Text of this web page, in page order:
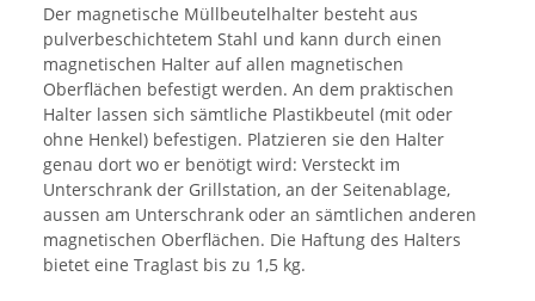
Der magnetische Müllbeutelhalter besteht aus
pulverbeschichtetem Stahl und kann durch einen
magnetischen Halter auf allen magnetischen
Oberflächen befestigt werden. An dem praktischen
Halter lassen sich sämtliche Plastikbeutel (mit oder
ohne Henkel) befestigen. Platzieren sie den Halter
genau dort wo er benötigt wird: Versteckt im
Unterschrank der Grillstation, an der Seitenablage,
aussen am Unterschrank oder an sämtlichen anderen
magnetischen Oberflächen. Die Haftung des Halters
bietet eine Traglast bis zu 1,5 kg.